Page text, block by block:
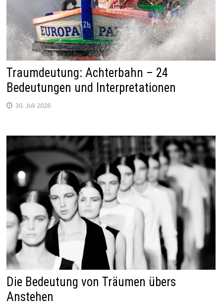
Traumdeutung: Achterbahn – 24
Bedeutungen und Interpretationen
30. Juli 2026
Die Bedeutung von Träumen übers
Anstehen